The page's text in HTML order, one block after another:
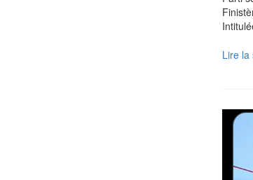
bretons
chemins
Lire la